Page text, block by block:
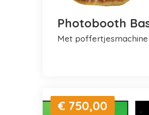
Photobooth
met
€ 750,00